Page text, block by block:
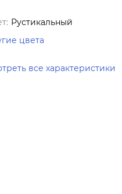
Рустикальный
цвета
все характеристики